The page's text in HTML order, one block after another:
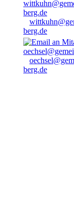
berg.de
berg.de